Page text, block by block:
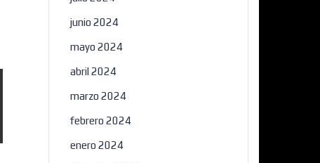
junio 2024
mayo 2024
abril 2024
marzo 2024
febrero 2024
enero 2024